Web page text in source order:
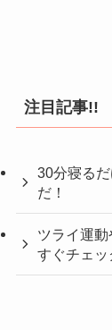
注目記事!!
30分寝る
だ！
ツライ運
すぐチェッ